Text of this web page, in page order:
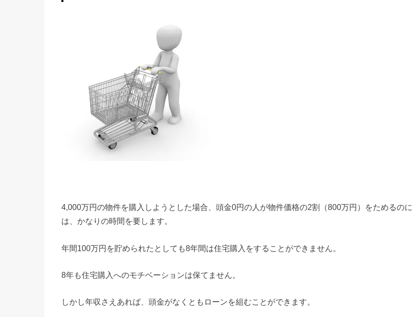
4,000万円の物件を購入しようとした場合、頭金0円の人が物件価格の2割（800万円）をためるのに
は、かなりの時間を要します。
年間100万円を貯められたとしても8年間は住宅購入をすることができません。
8年も住宅購入へのモチベーションは保てません。
しかし年収さえあれば、頭金がなくともローンを組むことができます。